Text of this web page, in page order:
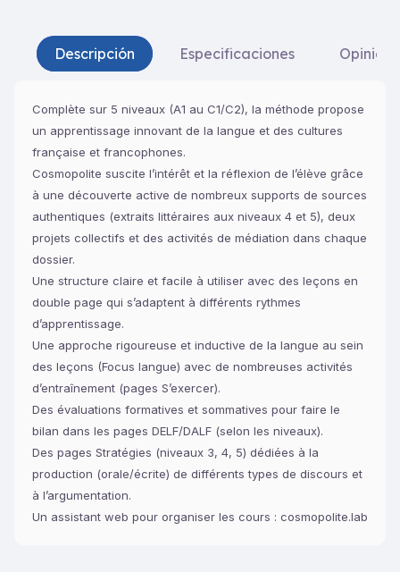
Descripción Especificaciones
Complète sur 5 niveaux (A1 au C1/C2), la méthode propose
un apprentissage innovant de la langue et des cultures
française et francophones.
Cosmopolite suscite l’intérêt et la réflexion de l’élève grâce
à une découverte active de nombreux supports de sources
authentiques (extraits littéraires aux niveaux 4 et 5), deux
projets collectifs et des activités de médiation dans chaque
dossier.
Une structure claire et facile à utiliser avec des leçons en
double page qui s’adaptent à différents rythmes
d’apprentissage.
Une approche rigoureuse et inductive de la langue au sein
des leçons (Focus langue) avec de nombreuses activités
d’entraînement (pages S’exercer).
Des évaluations formatives et sommatives pour faire le
bilan dans les pages DELF/DALF (selon les niveaux).
Des pages Stratégies (niveaux 3, 4, 5) dédiées à la
production (orale/écrite) de différents types de discours et
à l’argumentation.
Un assistant web pour organiser les cours : cosmopolite.lab